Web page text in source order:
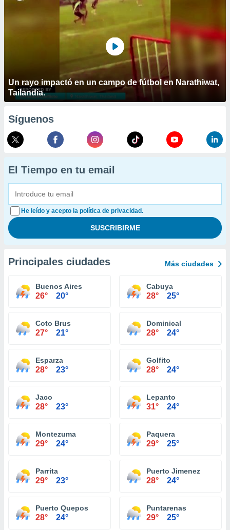
Un rayo impactó en un campo de fútbol en Narathiwat,
Tailandia.
Síguenos
El Tiempo en tu email
He leído y acepto la política de privacidad.
Principales ciudades Más ciudades
Buenos Aires
26° 20°
Cabuya
28° 25°
Coto Brus
27° 21°
Dominical
28° 24°
Esparza
28° 23°
Golfito
28° 24°
Jaco
28° 23°
Lepanto
31° 24°
Montezuma
29° 24°
Paquera
29° 25°
Parrita
29° 23°
Puerto Jimenez
28° 24°
Puerto Quepos
28° 24°
Puntarenas
29° 25°